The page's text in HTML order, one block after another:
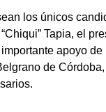
los únicos
Tapia, el
apoyo
de